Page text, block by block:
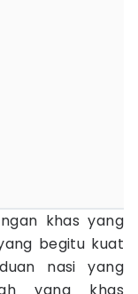
khas yang
begitu kuat
nasi yang